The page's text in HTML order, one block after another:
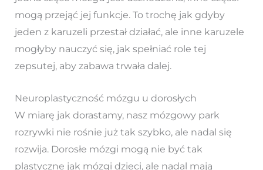
mogą przejąć jej funkcje. To trochę jak gdyby
jeden z karuzeli przestał działać, ale inne karuzele
mogłyby nauczyć się, jak spełniać role tej
zepsutej, aby zabawa trwała dalej.
Neuroplastyczność mózgu u dorosłych
W miarę jak dorastamy, nasz mózgowy park
rozrywki nie rośnie już tak szybko, ale nadal się
rozwija. Dorosłe mózgi mogą nie być tak
plastyczne jak mózgi dzieci, ale nadal mają